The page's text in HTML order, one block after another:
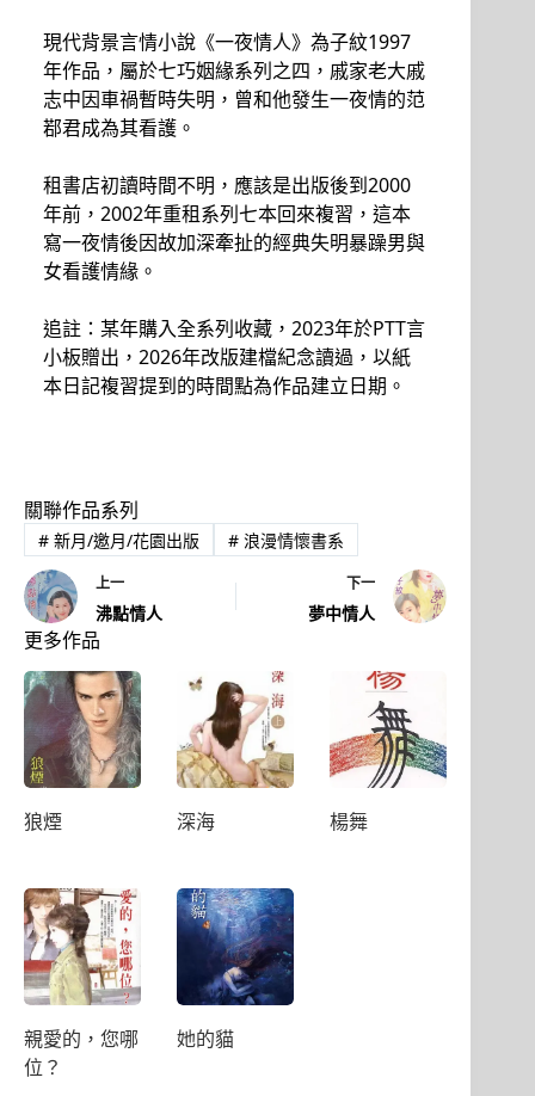
現代背景言情小說《一夜情人》為子紋1997
年作品，屬於七巧姻緣系列之四，戚家老大戚
志中因車禍暫時失明，曾和他發生一夜情的范
鄀君成為其看護。
租書店初讀時間不明，應該是出版後到2000
年前，2002年重租系列七本回來複習，這本
寫一夜情後因故加深牽扯的經典失明暴躁男與
女看護情緣。
追註：某年購入全系列收藏，2023年於PTT言
小板贈出，2026年改版建檔紀念讀過，以紙
本日記複習提到的時間點為作品建立日期。
關聯作品系列
#新月/邀月/花園出版 #浪漫情懷書系
上一
沸點情人
下一
夢中情人
更多作品
狼煙 深海 楊舞
親愛的，您哪
位？
她的貓